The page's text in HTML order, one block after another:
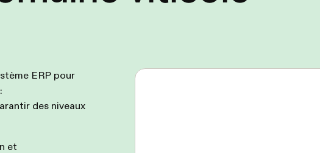
ERP pour
des niveaux
et